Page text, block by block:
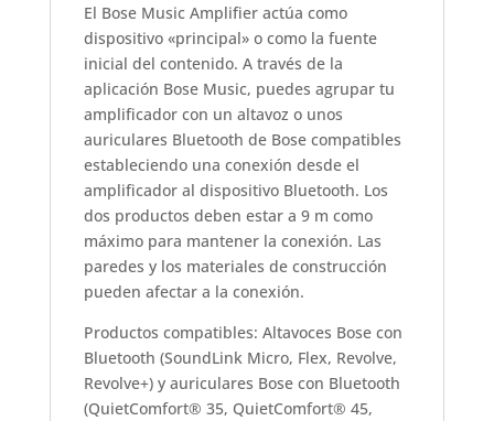
El Bose Music Amplifier actúa como
dispositivo «principal» o como la fuente
inicial del contenido. A través de la
aplicación Bose Music, puedes agrupar tu
amplificador con un altavoz o unos
auriculares Bluetooth de Bose compatibles
estableciendo una conexión desde el
amplificador al dispositivo Bluetooth. Los
dos productos deben estar a 9 m como
máximo para mantener la conexión. Las
paredes y los materiales de construcción
pueden afectar a la conexión.
Productos compatibles: Altavoces Bose con
Bluetooth (SoundLink Micro, Flex, Revolve,
Revolve+) y auriculares Bose con Bluetooth
(QuietComfort® 35, QuietComfort® 45,